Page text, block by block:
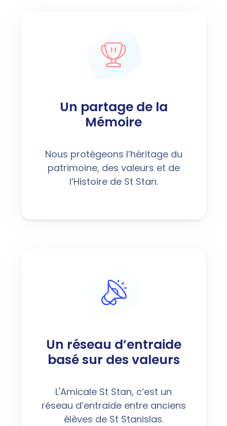
Un partage de la
Mémoire
Nous protégeons l’héritage du
patrimoine, des valeurs et de
l’Histoire de St Stan.
Un réseau d’entraide
basé sur des valeurs
L'Amicale St Stan, c’est un
réseau d’entraide entre anciens
élèves de St Stanislas.